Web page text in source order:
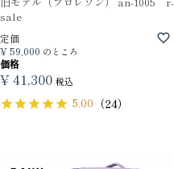
sale
定価
¥59,000 のところ
価格
¥41,300 税込
5.00 （24）